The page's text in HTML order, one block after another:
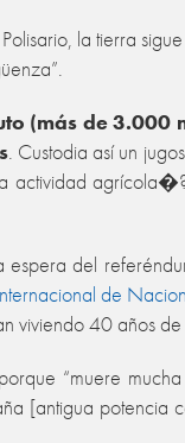
la tierra
(más de
. Custodia así un
actividad
del
de
viviendo 40 años
“muere
[antigua